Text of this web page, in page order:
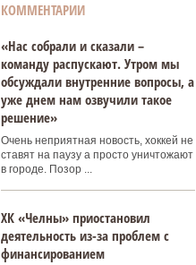
КОММЕНТАРИИ
«Нас собрали и сказали –
команду распускают. Утром мы
обсуждали внутренние вопросы, а
уже днем нам озвучили такое
решение»
Очень неприятная новость, хоккей не
ставят на паузу а просто уничтожают
в городе. Позор ...
ХК «Челны» приостановил
деятельность из-за проблем с
финансированием